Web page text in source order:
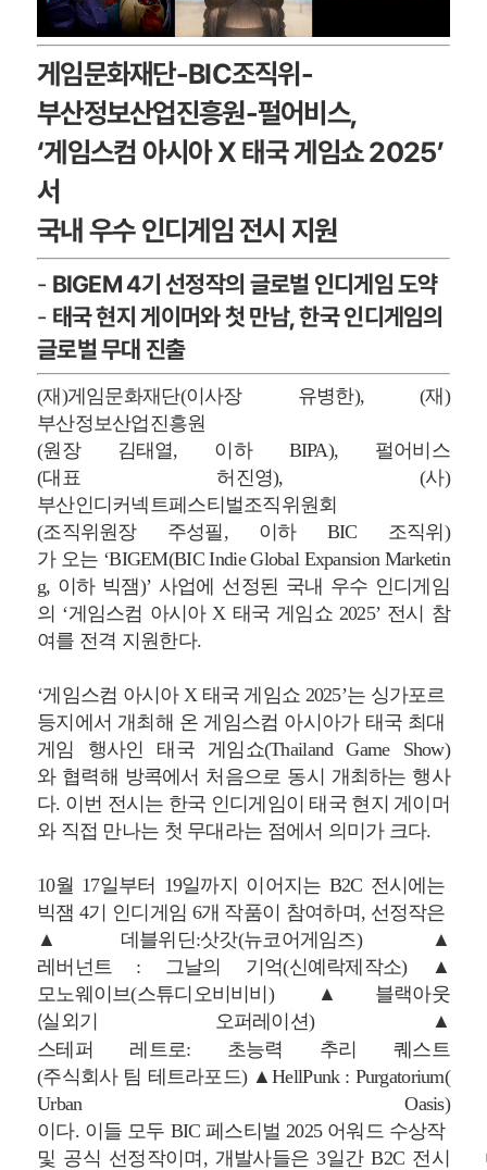
게임문화재단-BIC조직위 -
부산정보산업진흥원-펄어비스,
‘게임스컴 아시아 X 태국 게임쇼2025’
서
국내 우수 인디게임 전시 지원
- BIGEM 4기 선정작의 글로벌 인디게임 도약
- 태국 현지 게이머와 첫 만남, 한국 인디게임의
글로벌 무대 진출
(재)게임문화재단(이사장 유병한), (재)
부산정보산업진흥원
(원장 김태열, 이하 BIPA), 펄어비스
(대표 허진영), (사)
부산인디커넥트페스티벌조직위원회
(조직위원장 주성필, 이하 BIC 조직위)
가 오는 ‘BIGEM(BIC Indie Global Expansion Marketin
g, 이하 빅잼)’ 사업에 선정된 국내 우수 인디게임
의 ‘게임스컴 아시아 X 태국 게임쇼 2025’ 전시 참
여를 전격 지원한다.
‘게임스컴 아시아 X 태국 게임쇼 2025’는 싱가포르
등지에서 개최해 온 게임스컴 아시아가 태국 최대
게임 행사인 태국 게임쇼(Thailand Game Show)
와 협력해 방콕에서 처음으로 동시 개최하는 행사
다. 이번 전시는 한국 인디게임이 태국 현지 게이머
와 직접 만나는 첫 무대라는 점에서 의미가 크다.
10월 17일부터 19일까지 이어지는 B2C 전시에는
빅잼 4기 인디게임 6개 작품이 참여하며, 선정작은
▲데블위딘:삿갓(뉴코어게임즈) ▲
레버넌트 : 그날의 기억(신예락제작소) ▲
모노웨이브(스튜디오비비비) ▲블랙아웃
(실외기 오퍼레이션) ▲
스테퍼 레트로: 초능력 추리 퀘스트
(주식회사 팀 테트라포드) ▲HellPunk : Purgatorium(
Urban Oasis)
이다. 이들 모두 BIC 페스티벌 2025 어워드 수상작
및 공식 선정작이며, 개발사들은 3일간 B2C 전시